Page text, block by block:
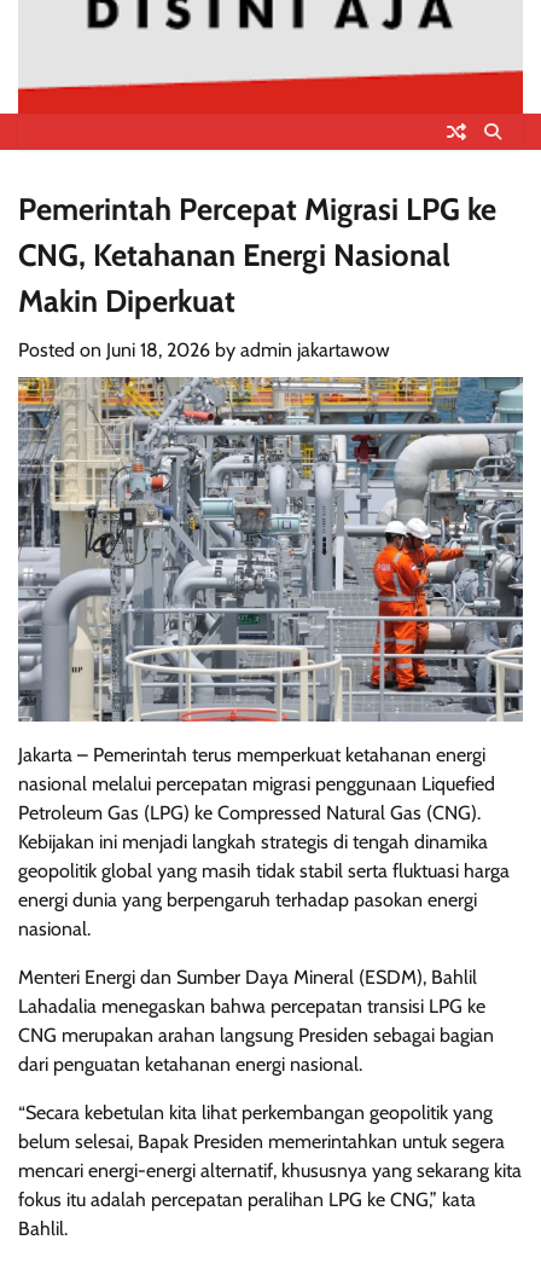
Pemerintah Percepat Migrasi LPG ke
CNG, Ketahanan Energi Nasional
Makin Diperkuat
Posted on Juni 18, 2026 by admin jakartawow
Jakarta – Pemerintah terus memperkuat ketahanan energi
nasional melalui percepatan migrasi penggunaan Liquefied
Petroleum Gas (LPG) ke Compressed Natural Gas (CNG).
Kebijakan ini menjadi langkah strategis di tengah dinamika
geopolitik global yang masih tidak stabil serta fluktuasi harga
energi dunia yang berpengaruh terhadap pasokan energi
nasional.
Menteri Energi dan Sumber Daya Mineral (ESDM), Bahlil
Lahadalia menegaskan bahwa percepatan transisi LPG ke
CNG merupakan arahan langsung Presiden sebagai bagian
dari penguatan ketahanan energi nasional.
“Secara kebetulan kita lihat perkembangan geopolitik yang
belum selesai, Bapak Presiden memerintahkan untuk segera
mencari energi-energi alternatif, khususnya yang sekarang kita
fokus itu adalah percepatan peralihan LPG ke CNG,” kata
Bahlil.